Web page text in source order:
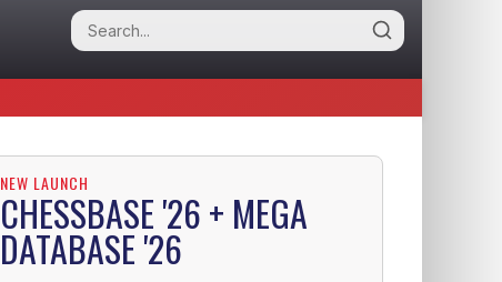
NEW LAUNCH
CHESSBASE '26 + MEGA
DATABASE '26